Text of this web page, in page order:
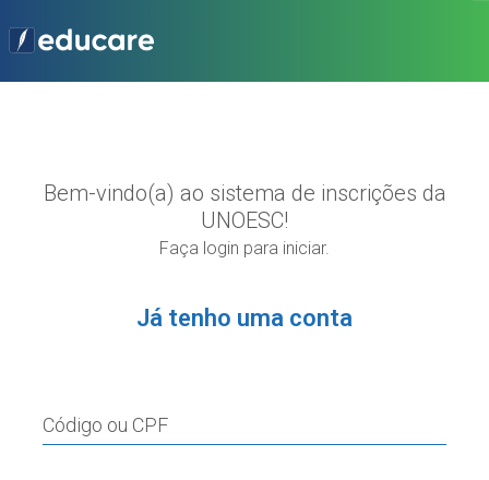
Bem-vindo(a) ao sistema de inscrições da
UNOESC!
Faça login para iniciar.
Já tenho uma conta
Código ou CPF